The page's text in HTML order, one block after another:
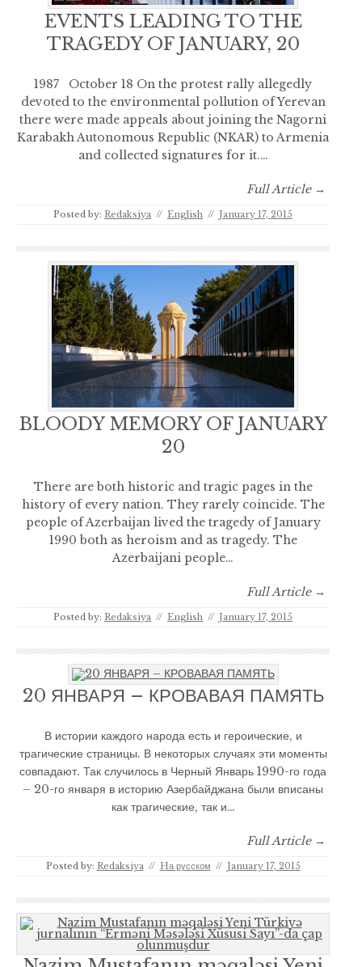
EVENTS LEADING TO THE
TRAGEDY OF JANUARY, 20
1987 October 18 On the protest rally allegedly
devoted to the environmental pollution of Yerevan
there were made appeals about joining the Nagorni
Karabakh Autonomous Republic (NKAR) to Armenia
and collected signatures for it.…
Full Article →
Posted by: Redaksiya // English // January 17, 2015
BLOODY MEMORY OF JANUARY
20
There are both historic and tragic pages in the
history of every nation. They rarely coincide. The
people of Azerbaijan lived the tragedy of January
1990 both as heroism and as tragedy. The
Azerbaijani people…
Full Article →
Posted by: Redaksiya // English // January 17, 2015
20 ЯНВАРЯ – КРОВАВАЯ ПАМЯТЬ
В истории каждого народа есть и героические, и
трагические страницы. В некоторых случаях эти моменты
совпадают. Так случилось в Черный Январь 1990-го года
– 20-го января в историю Азербайджана были вписаны
как трагические, так и…
Full Article →
Posted by: Redaksiya // Hа русском // January 17, 2015